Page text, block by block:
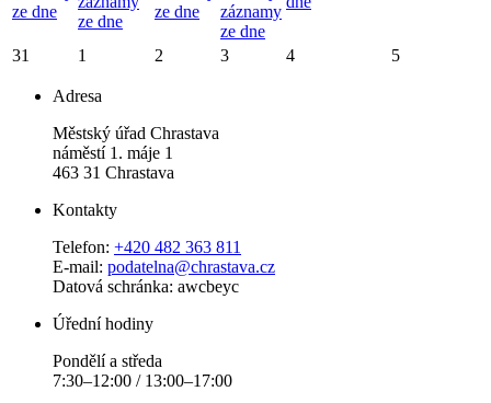
ze dne
ze dne
ze dne
záznamy
ze dne
31 1 2 3 4 5
Adresa
Městský úřad Chrastava
náměstí 1. máje 1
463 31 Chrastava
Kontakty
Telefon: +420 482 363 811
E-mail: podatelna@chrastava.cz
Datová schránka: awcbeyc
Úřední hodiny
Pondělí a středa
7:30–12:00 / 13:00–17:00